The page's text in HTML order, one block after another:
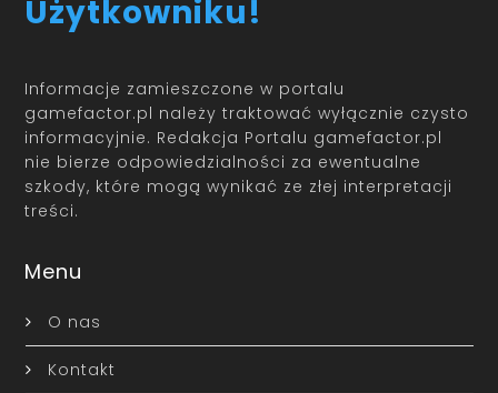
Użytkowniku!
Informacje zamieszczone w portalu
gamefactor.pl należy traktować wyłącznie czysto
informacyjnie. Redakcja Portalu gamefactor.pl
nie bierze odpowiedzialności za ewentualne
szkody, które mogą wynikać ze złej interpretacji
treści.
Menu
O nas
Kontakt